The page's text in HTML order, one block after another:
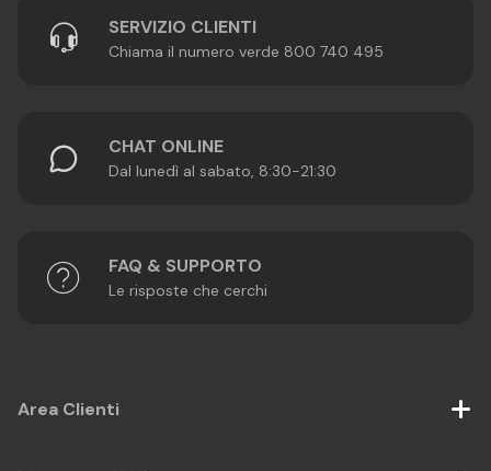
SERVIZIO CLIENTI
Chiama il numero verde 800 740 495
CHAT ONLINE
Dal lunedì al sabato, 8:30-21:30
FAQ & SUPPORTO
Le risposte che cerchi
Area Clienti